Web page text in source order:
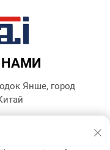
НАМИ
Янше, город